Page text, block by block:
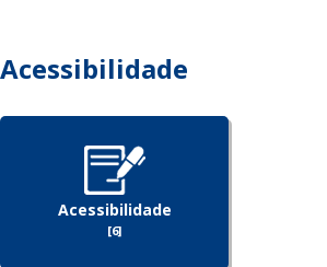
Acessibilidade
Acessibilidade
[6]